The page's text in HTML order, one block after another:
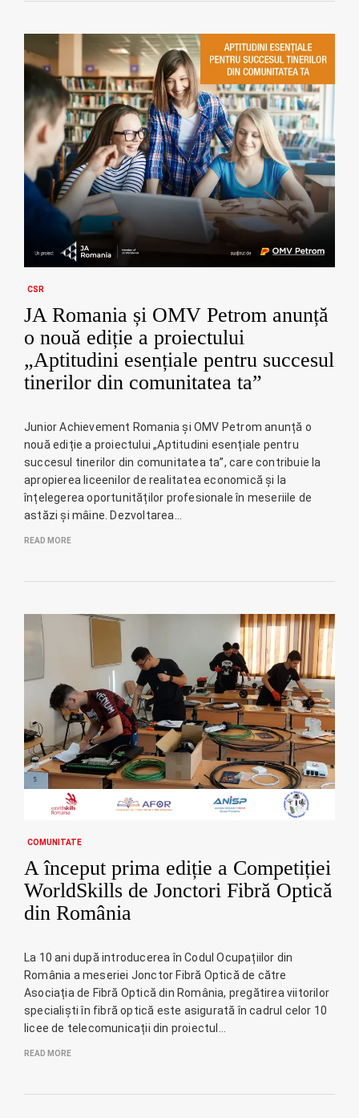
CSR
JA Romania și OMV Petrom anunță
o nouă ediție a proiectului
„Aptitudini esențiale pentru succesul
tinerilor din comunitatea ta”
Junior Achievement Romania și OMV Petrom anunță o
nouă ediție a proiectului „Aptitudini esențiale pentru
succesul tinerilor din comunitatea ta”, care contribuie la
apropierea liceenilor de realitatea economică și la
înțelegerea oportunităților profesionale în meseriile de
astăzi și mâine. Dezvoltarea…
READ MORE
COMUNITATE
A început prima ediție a Competiției
WorldSkills de Jonctori Fibră Optică
din România
La 10 ani după introducerea în Codul Ocupațiilor din
România a meseriei Jonctor Fibră Optică de către
Asociația de Fibră Optică din România, pregătirea viitorilor
specialiști în fibră optică este asigurată în cadrul celor 10
licee de telecomunicații din proiectul…
READ MORE